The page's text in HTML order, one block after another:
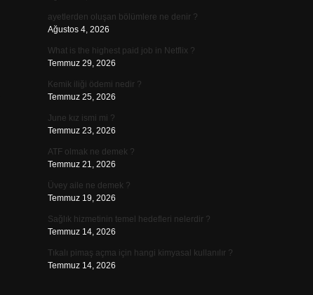
ayetlerden oluşan bölümlere ne denir ?
Ağustos 4, 2026
What is the highest paid job in Netflix ?
Temmuz 29, 2026
Kemik iliği ödemi nedir ?
Temmuz 25, 2026
June kız ismi mi ?
Temmuz 23, 2026
ATF olmak ne demek ?
Temmuz 21, 2026
Üvey aile ne demek ?
Temmuz 19, 2026
Sağlık hizmetinin temel hedefleri nelerdir ?
Temmuz 14, 2026
Tıkalı pimaş açma için hangi kimyasal kullanılır ?
Temmuz 14, 2026